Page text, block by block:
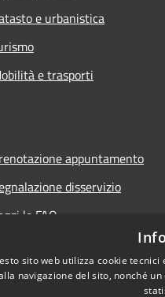
e urbanistica
e trasporti
appuntamento
disservizio
le FAQ
sito web utilizza cookie
navigazione del sito, nonché